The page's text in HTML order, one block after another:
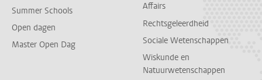
Summer Schools
Open dagen
Master Open Dag
Affairs
Rechtsgeleerdheid
Sociale Wetenschappen
Wiskunde en
Natuurwetenschappen